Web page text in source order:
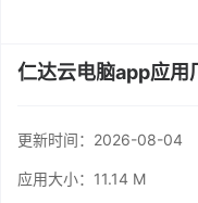
仁达云电脑app应用
更新时间： 2026-08-04
应用大小：11.14 M